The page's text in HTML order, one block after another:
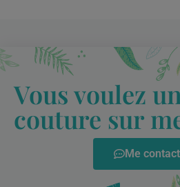
Vous voulez
couture sur
Me